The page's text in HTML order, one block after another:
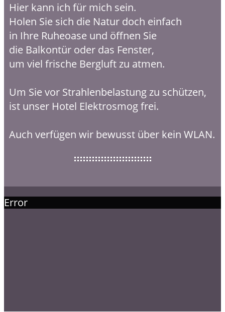
Hier kann ich für mich sein.
Holen Sie sich die Natur doch einfach
in Ihre Ruheoase und öffnen Sie
die Balkontür oder das Fenster,
um viel frische Bergluft zu atmen.
Um Sie vor Strahlenbelastung zu schützen,
ist unser Hotel Elektrosmog frei.
Auch verfügen wir bewusst über kein WLAN.
Error